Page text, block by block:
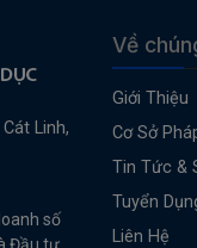
Linh,
số
Về
Giới Thiệu
Cơ Sở
Tin Tức &
Tuyển
Liên Hệ